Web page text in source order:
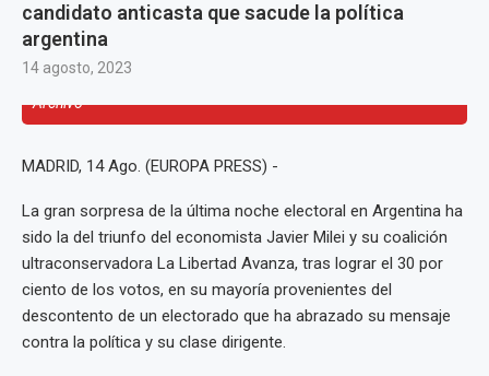
candidato anticasta que sacude la política
argentina
14 agosto, 2023
Archivo - Javier Milei. - Europa Press/Contacto/Manuel Cortina -
Archivo
MADRID, 14 Ago. (EUROPA PRESS) -
La gran sorpresa de la última noche electoral en Argentina ha
sido la del triunfo del economista Javier Milei y su coalición
ultraconservadora La Libertad Avanza, tras lograr el 30 por
ciento de los votos, en su mayoría provenientes del
descontento de un electorado que ha abrazado su mensaje
contra la política y su clase dirigente.